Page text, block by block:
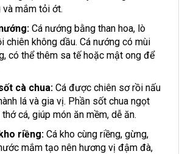
và mắm tỏi ớt.
Cá nướng bằng than hoa, lò
chiên không dầu. Cá nướng có mùi
có thể thêm sa tế hoặc mật ong để
cà chua: Cá được chiên sơ rồi nấu
lá và gia vị. Phần sốt chua ngọt
cá, giúp món ăn mềm, dễ ăn.
riềng: Cá kho cùng riềng, gừng,
mắm tạo nên hương vị đậm đà,